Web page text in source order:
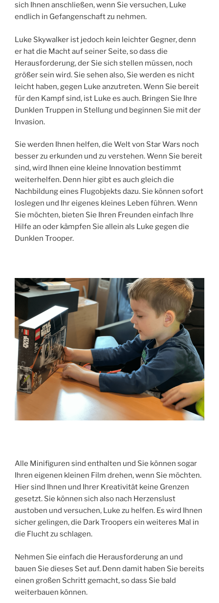
sich Ihnen anschließen, wenn Sie versuchen, Luke
endlich in Gefangenschaft zu nehmen.
Luke Skywalker ist jedoch kein leichter Gegner, denn
er hat die Macht auf seiner Seite, so dass die
Herausforderung, der Sie sich stellen müssen, noch
größer sein wird. Sie sehen also, Sie werden es nicht
leicht haben, gegen Luke anzutreten. Wenn Sie bereit
für den Kampf sind, ist Luke es auch. Bringen Sie Ihre
Dunklen Truppen in Stellung und beginnen Sie mit der
Invasion.
Sie werden Ihnen helfen, die Welt von Star Wars noch
besser zu erkunden und zu verstehen. Wenn Sie bereit
sind, wird Ihnen eine kleine Innovation bestimmt
weiterhelfen. Denn hier gibt es auch gleich die
Nachbildung eines Flugobjekts dazu. Sie können sofort
loslegen und Ihr eigenes kleines Leben führen. Wenn
Sie möchten, bieten Sie Ihren Freunden einfach Ihre
Hilfe an oder kämpfen Sie allein als Luke gegen die
Dunklen Trooper.
Alle Minifiguren sind enthalten und Sie können sogar
Ihren eigenen kleinen Film drehen, wenn Sie möchten.
Hier sind Ihnen und Ihrer Kreativität keine Grenzen
gesetzt. Sie können sich also nach Herzenslust
austoben und versuchen, Luke zu helfen. Es wird Ihnen
sicher gelingen, die Dark Troopers ein weiteres Mal in
die Flucht zu schlagen.
Nehmen Sie einfach die Herausforderung an und
bauen Sie dieses Set auf. Denn damit haben Sie bereits
einen großen Schritt gemacht, so dass Sie bald
weiterbauen können.